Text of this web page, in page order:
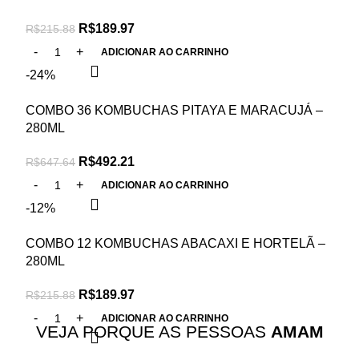
R$215.88 R$189.97
ADICIONAR AO CARRINHO
-24%
COMBO 36 KOMBUCHAS PITAYA E MARACUJÁ –
280ML
R$647.64 R$492.21
ADICIONAR AO CARRINHO
-12%
COMBO 12 KOMBUCHAS ABACAXI E HORTELÃ –
280ML
R$215.88 R$189.97
ADICIONAR AO CARRINHO
VEJA PORQUE AS PESSOAS AMAM